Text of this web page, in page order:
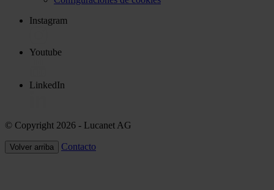
Instagram
Youtube
LinkedIn
© Copyright 2026 - Lucanet AG
Volver arriba Contacto